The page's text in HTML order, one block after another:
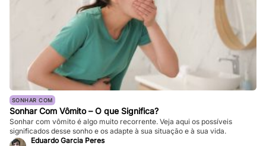
SONHAR COM
Sonhar Com Vômito – O que Significa?
Sonhar com vômito é algo muito recorrente. Veja aqui os possíveis
significados desse sonho e os adapte à sua situação e à sua vida.
Eduardo Garcia Peres